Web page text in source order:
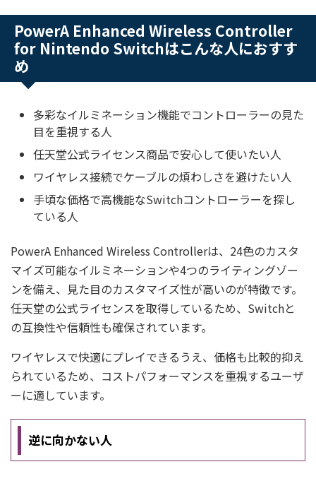
PowerA Enhanced Wireless Controller
for Nintendo Switchはこんな人におすす
め
多彩なイルミネーション機能でコントローラーの見た
目を重視する人
任天堂公式ライセンス商品で安心して使いたい人
ワイヤレス接続でケーブルの煩わしさを避けたい人
手頃な価格で高機能なSwitchコントローラーを探し
ている人
PowerA Enhanced Wireless Controllerは、24色のカスタ
マイズ可能なイルミネーションや4つのライティングゾー
ンを備え、見た目のカスタマイズ性が高いのが特徴です。
任天堂の公式ライセンスを取得しているため、Switchと
の互換性や信頼性も確保されています。
ワイヤレスで快適にプレイできるうえ、価格も比較的抑え
られているため、コストパフォーマンスを重視するユーザ
ーに適しています。
逆に向かない人